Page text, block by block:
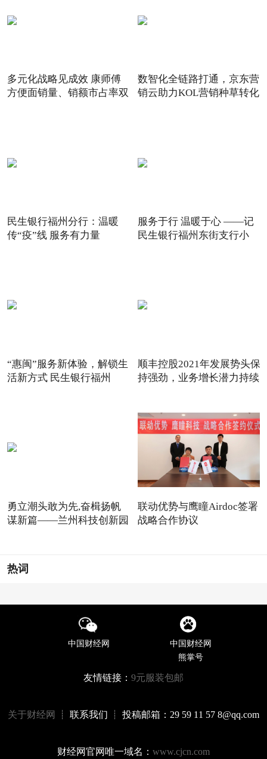
多元化战略见成效 康师傅
方便面销量、销额市占率双
数智化全链路打通，京东营
销云助力KOL营销种草转化
民生银行福州分行：温暖
传“疫”线 服务有力量
服务于行 温暖于心 ——记
民生银行福州东街支行小
“惠闽”服务新体验，解锁生
活新方式 民生银行福州
顺丰控股2021年发展势头保
持强劲，业务增长潜力持续
勇立潮头敢为先,奋楫扬帆
谋新篇——兰州科技创新园
联动优势与鹰瞳Airdoc签署
战略合作协议
热词
中国财经网
中国财经网
熊掌号
友情链接： 9元服装包邮
关于财经网 ┊ 联系我们 ┊ 投稿邮箱：29 59 11 57 8@qq.com
财经网官网唯一域名： www.cjcn.com